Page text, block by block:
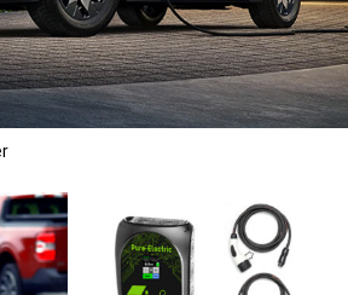
Artikelnr:RA0146
1 960kr
Lightning | 2022-2025>Diverse
Dodge Challenger
Dodge Charger
Dodge Durango
Ford F-150 | 2015-2020
Ford Lightning | 2022-2025
Jeep Gladiator
Ram Trucks 1500 | DS | 2009-2024